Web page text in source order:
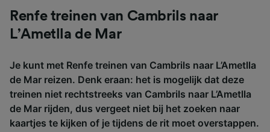
Renfe treinen van Cambrils naar
L’Ametlla de Mar
Je kunt met Renfe treinen van Cambrils naar L’Ametlla
de Mar reizen. Denk eraan: het is mogelijk dat deze
treinen niet rechtstreeks van Cambrils naar L’Ametlla
de Mar rijden, dus vergeet niet bij het zoeken naar
kaartjes te kijken of je tijdens de rit moet overstappen.